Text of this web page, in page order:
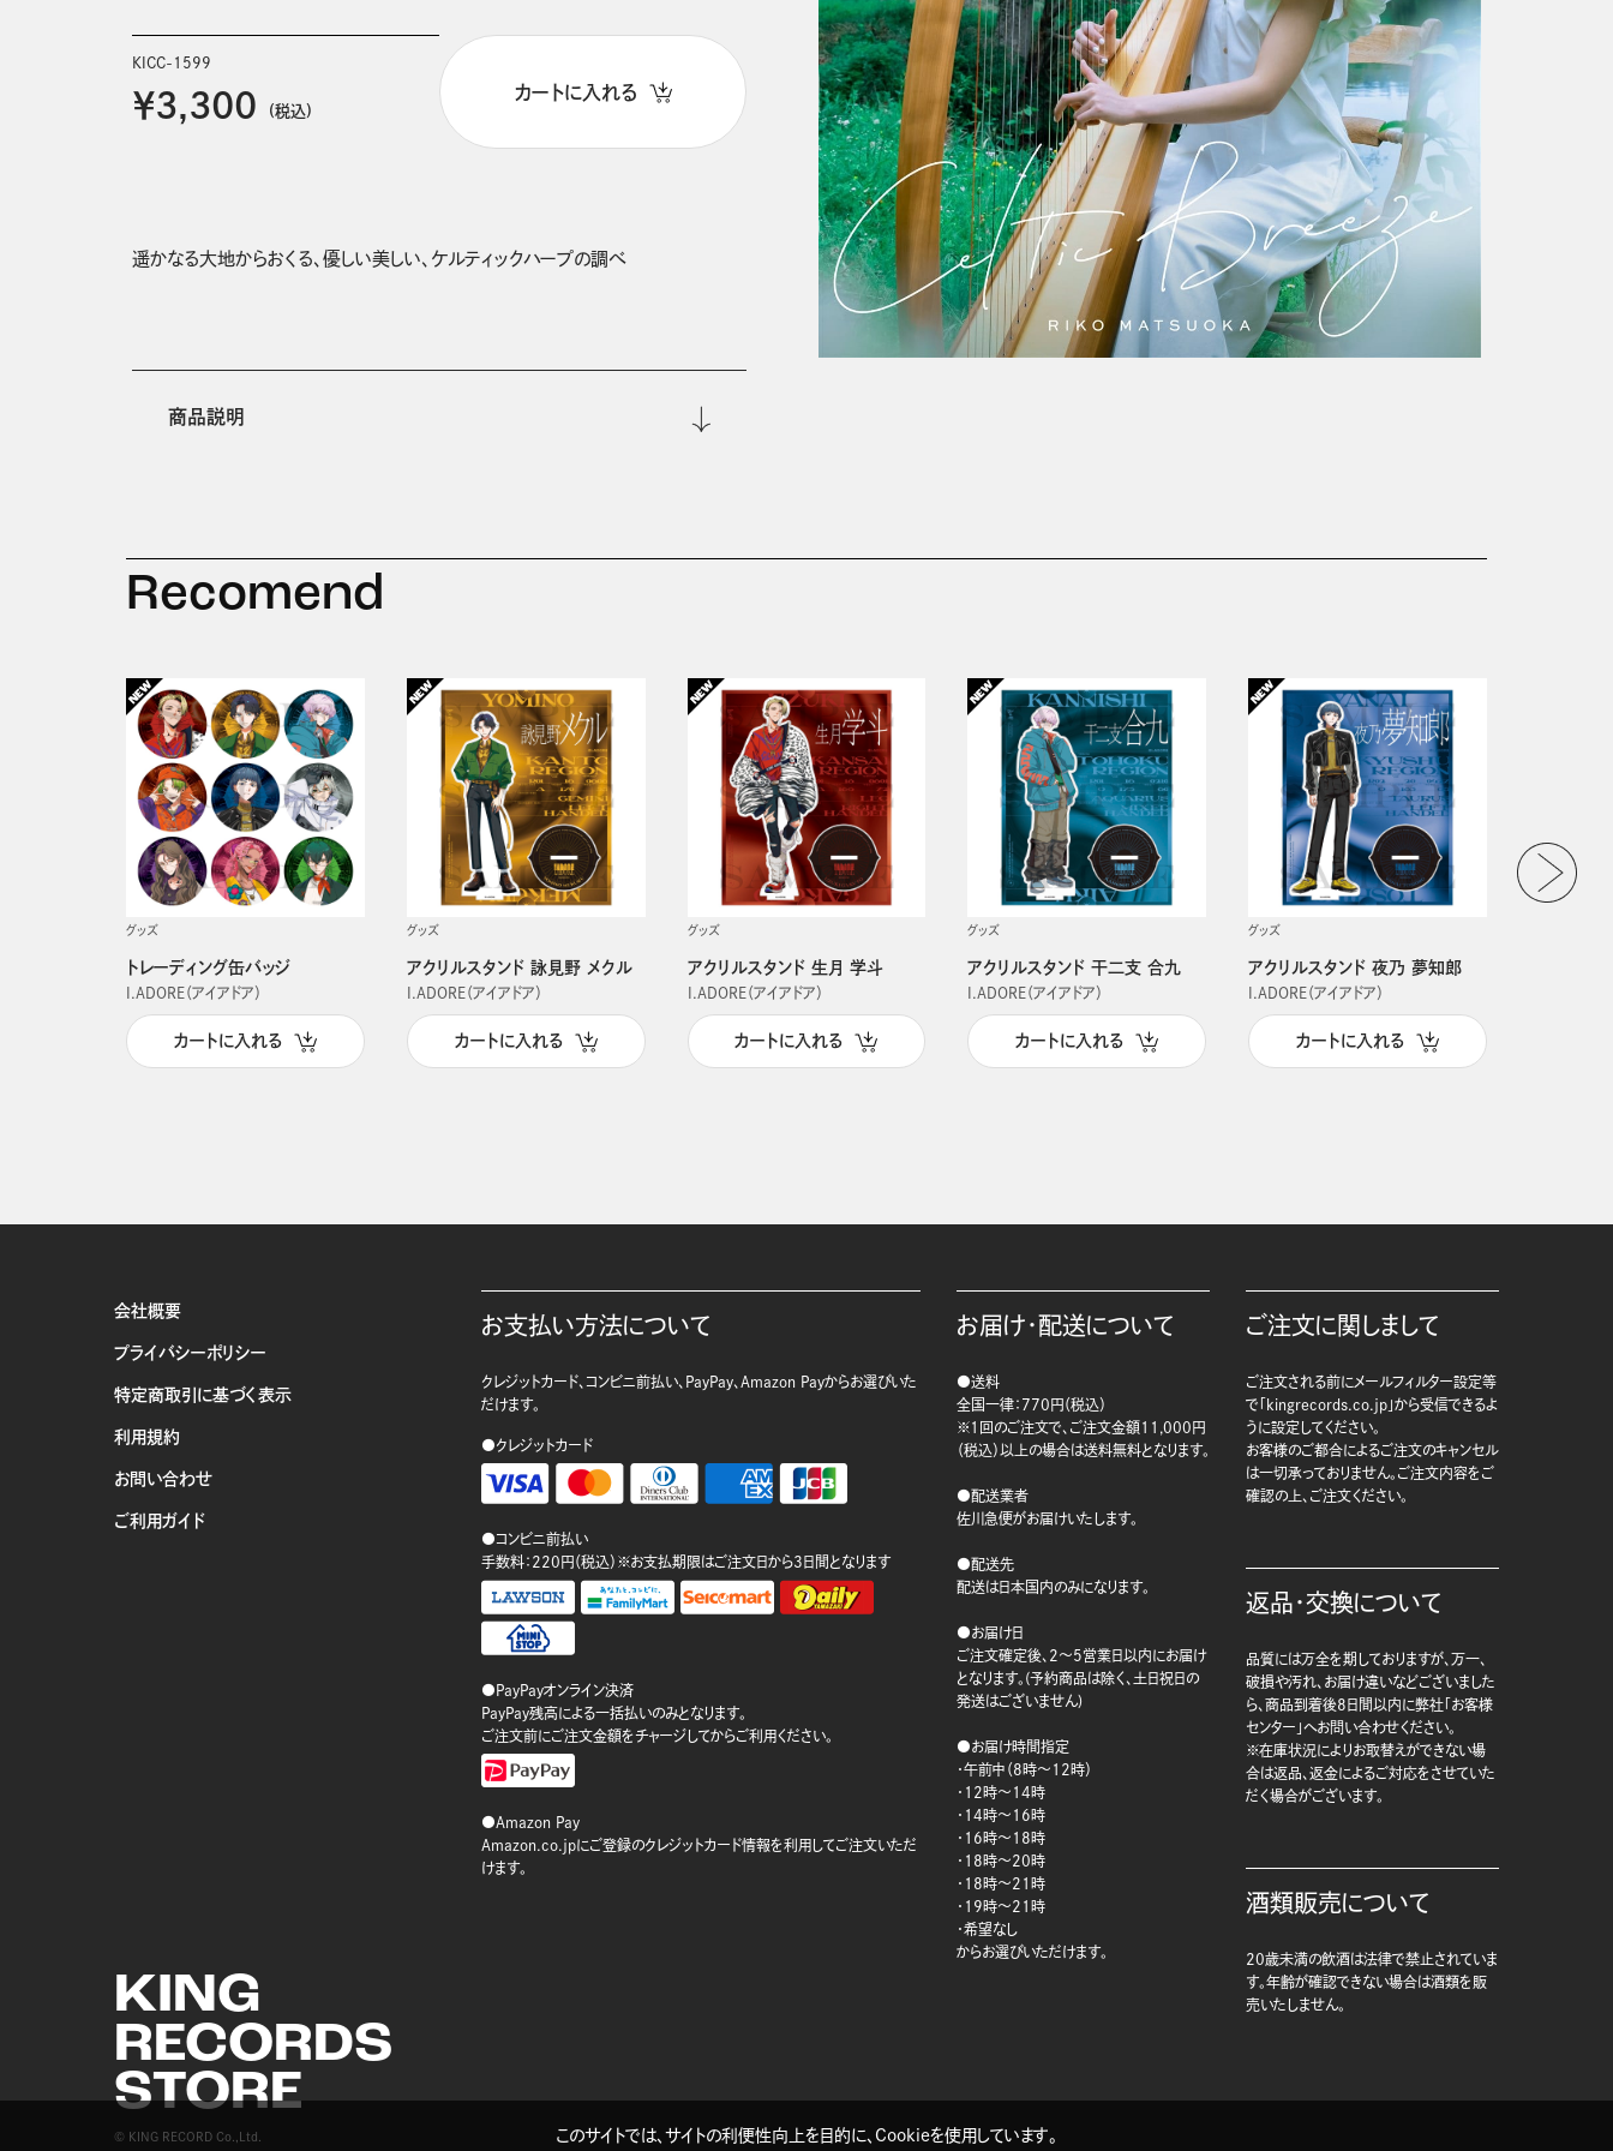
KICC-1599
￥3,300 (税込)
カートに入れる
遥かなる大地からおくる、優しい美しい、ケルティックハープの調べ
商品説明
Recomend
グッズ
トレーディング缶バッジ
I.ADORE（アイアドア）
カートに入れる
グッズ
アクリルスタンド 詠見野 メクル
I.ADORE（アイアドア）
カートに入れる
グッズ
アクリルスタンド 生月 学斗
I.ADORE（アイアドア）
カートに入れる
グッズ
アクリルスタンド 干二支 合九
I.ADORE（アイアドア）
カートに入れる
グッズ
アクリルスタンド 夜乃 夢知郎
I.ADORE（アイアドア）
カートに入れる
会社概要
プライバシーポリシー
特定商取引に基づく表示
利用規約
お問い合わせ
ご利用ガイド
KING
RECORDS
STORE
© KING RECORD Co.,Ltd.
お支払い方法について
クレジットカード、コンビニ前払い、PayPay、Amazon Payからお選びいた
だけます。
●クレジットカード
●コンビニ前払い
手数料：220円（税込）※お支払期限はご注文日から3日間となります
●PayPayオンライン決済
PayPay残高による一括払いのみとなります。
ご注文前にご注文金額をチャージしてからご利用ください。
●Amazon Pay
Amazon.co.jpにご登録のクレジットカード情報を利用してご注文いただ
けます。
お届け・配送について
●送料
全国一律：770円（税込）
※1回のご注文で、ご注文金額11,000円
（税込）以上の場合は送料無料となります。
●配送業者
佐川急便がお届けいたします。
●配送先
配送は日本国内のみになります。
●お届け日
ご注文確定後、2～5営業日以内にお届け
となります。(予約商品は除く、土日祝日の
発送はございません)
●お届け時間指定
・午前中（8時～12時）
・12時～14時
・14時～16時
・16時～18時
・18時～20時
・18時～21時
・19時～21時
・希望なし
からお選びいただけます。
ご注文に関しまして
ご注文される前にメールフィルター設定等
で「kingrecords.co.jp」から受信できるよ
うに設定してください。
お客様のご都合によるご注文のキャンセル
は一切承っておりません。ご注文内容をご
確認の上、ご注文ください。
返品・交換について
品質には万全を期しておりますが、万一、
破損や汚れ、お届け違いなどございました
ら、商品到着後8日間以内に弊社「お客様
センター」へお問い合わせください。
※在庫状況によりお取替えができない場
合は返品、返金によるご対応をさせていた
だく場合がございます。
酒類販売について
20歳未満の飲酒は法律で禁止されていま
す。年齢が確認できない場合は酒類を販
売いたしません。
このサイトでは、サイトの利便性向上を目的に、Cookieを使用しています。